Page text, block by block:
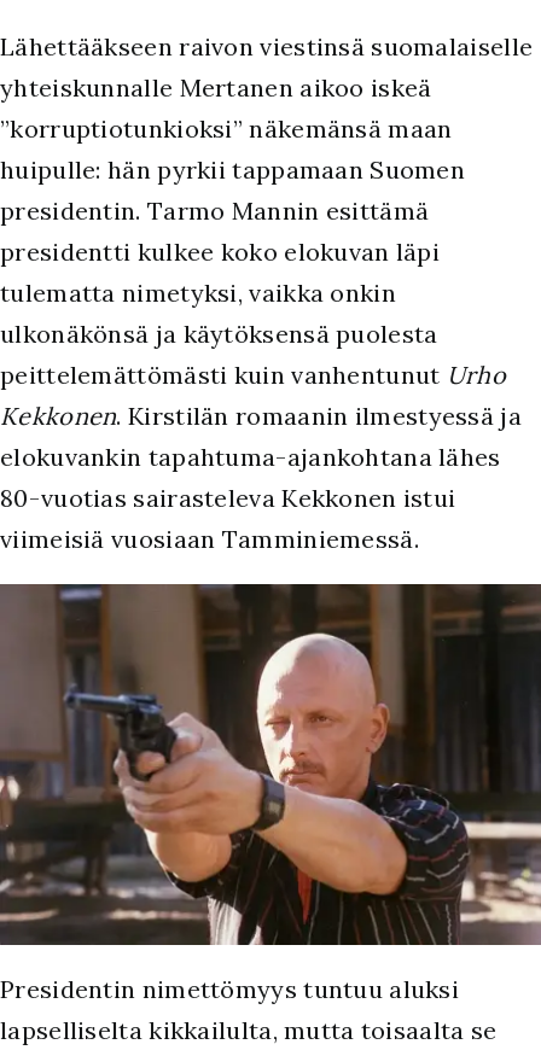
Lähettääkseen raivon viestinsä suomalaiselle
yhteiskunnalle Mertanen aikoo iskeä
”korruptiotunkioksi” näkemänsä maan
huipulle: hän pyrkii tappamaan Suomen
presidentin. Tarmo Mannin esittämä
presidentti kulkee koko elokuvan läpi
tulematta nimetyksi, vaikka onkin
ulkonäkönsä ja käytöksensä puolesta
peittelemättömästi kuin vanhentunut Urho
Kekkonen. Kirstilän romaanin ilmestyessä ja
elokuvankin tapahtuma-ajankohtana lähes
80-vuotias sairasteleva Kekkonen istui
viimeisiä vuosiaan Tamminiemessä.
Presidentin nimettömyys tuntuu aluksi
lapselliselta kikkailulta, mutta toisaalta se